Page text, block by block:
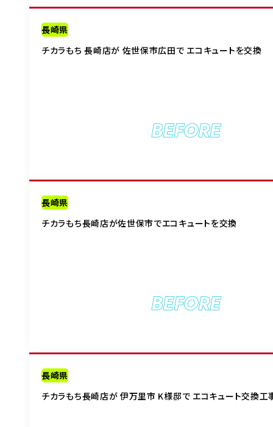
長崎県
チカラもち 長崎店が 佐世保市広田で エコキュートを交換
BEFORE
長崎県
チカラもち長崎店が佐世保市でエコキュートを交換
BEFORE
長崎県
チカラもち長崎店が 伊万里市 K様邸で エコキュート交換工